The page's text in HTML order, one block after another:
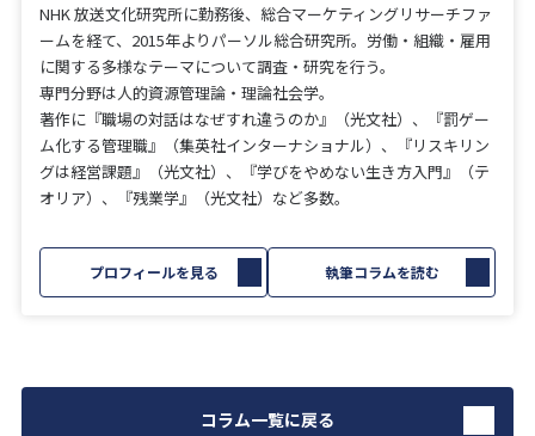
NHK 放送文化研究所に勤務後、総合マーケティングリサーチファ
ームを経て、2015年よりパーソル総合研究所。労働・組織・雇用
に関する多様なテーマについて調査・研究を行う。
専門分野は人的資源管理論・理論社会学。
著作に『職場の対話はなぜすれ違うのか』（光文社）、『罰ゲー
ム化する管理職』（集英社インターナショナル）、『リスキリン
グは経営課題』（光文社）、『学びをやめない生き方入門』（テ
オリア）、『残業学』（光文社）など多数。
プロフィールを見る 執筆コラムを読む
コラム一覧に戻る